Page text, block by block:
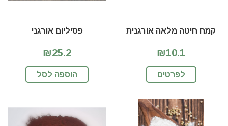
קמח חיטה מלאה אורגנית
₪10.1
לפרטים
פסיליום אורגני
₪25.2
הוספה לסל